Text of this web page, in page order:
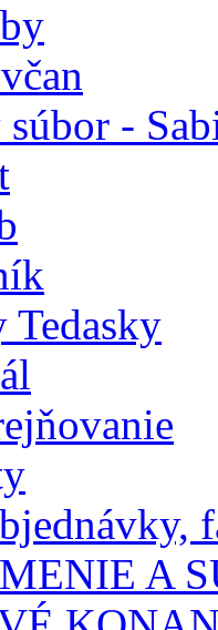
-
Tedasky
A